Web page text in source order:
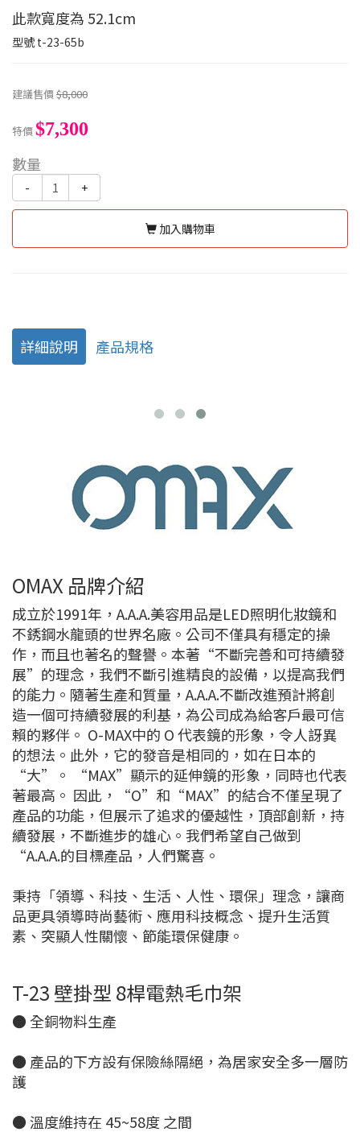
此款寬度為 52.1cm
型號t-23-65b
建議售價$8,000
特價$7,300
數量
- +
加入購物車
詳細說明 產品規格
OMAX 品牌介紹
成立於1991年，A.A.A.美容用品是LED照明化妝鏡和
不銹鋼水龍頭的世界名廠。公司不僅具有穩定的操
作，而且也著名的聲譽。本著“不斷完善和可持續發
展”的理念，我們不斷引進精良的設備，以提高我們
的能力。隨著生產和質量，A.A.A.不斷改進預計將創
造一個可持續發展的利基，為公司成為給客戶最可信
賴的夥伴。 O-MAX中的 O 代表鏡的形象，令人訝異
的想法。此外，它的發音是相同的，如在日本的
“大”。 “MAX”顯示的延伸鏡的形象，同時也代表
著最高。 因此，“O”和“MAX”的結合不僅呈現了
產品的功能，但展示了追求的優越性，頂部創新，持
續發展，不斷進步的雄心。我們希望自己做到
“A.A.A.的目標產品，人們驚喜。
秉持「領導、科技、生活、人性、環保」理念，讓商
品更具領導時尚藝術、應用科技概念、提升生活質
素、突顯人性關懷、節能環保健康。
T-23 壁掛型 8桿電熱毛巾架
● 全銅物料生產
● 產品的下方設有保險絲隔絕，為居家安全多一層防
護
● 溫度維持在 45~58度 之間